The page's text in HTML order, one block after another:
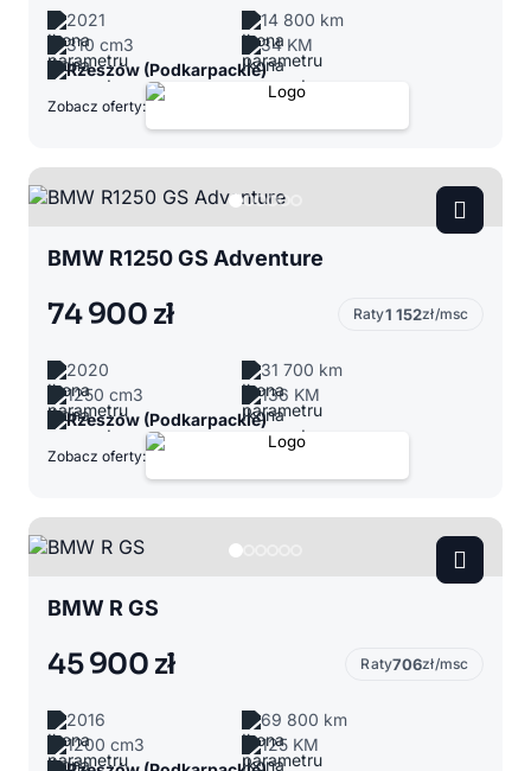
2021
14 800 km
310 cm3
34 KM
Rzeszów (Podkarpackie)
Zobacz oferty:
BMW R1250 GS Adventure
74 900 zł Raty1 152zł/msc
2020
31 700 km
1250 cm3
136 KM
Rzeszów (Podkarpackie)
Zobacz oferty:
BMW R GS
45 900 zł Raty706zł/msc
2016
69 800 km
1200 cm3
125 KM